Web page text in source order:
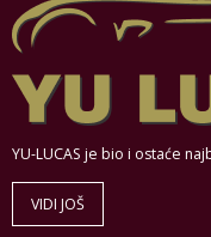
YU-LUCAS je bio i ostaće
VIDI JOŠ